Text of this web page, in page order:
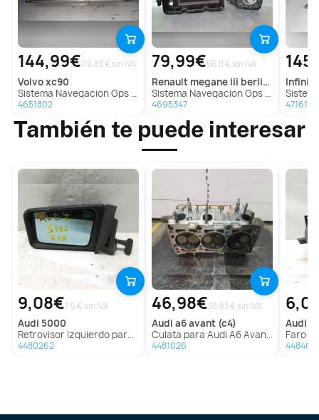
144,99€119.83 € sin IVA
volvoxc90
Sistema Navegacion Gps para Volvo Xc90
4651802
79,99€66.11 € sin IVA
renault megane iii berlina 5 p
Sistema Navegacion Gps Para Renault Megane Iii Berlina 5 P
4695347
infiniti
Sistema
4716157
También te puede interesar
9,08€7.5 € sin IVA
audi 5000
Retrovisor Izquierdo para Audi 5000
4480262
46,98€38.83 € sin IVA
audi a6 avant (c4)
Culata para Audi A6 Avant (C4)
4481026
audi
Faro